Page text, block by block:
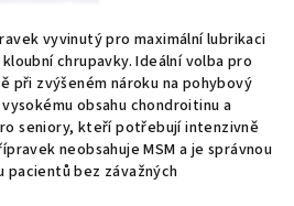
vyvinutý pro maximální lubrikaci
chrupavky. Ideální volba pro
při zvýšeném nároku na pohybový
obsahu chondroitinu a
seniory, kteří potřebují intenzivně
neobsahuje MSM a je správnou
pacientů bez závažných